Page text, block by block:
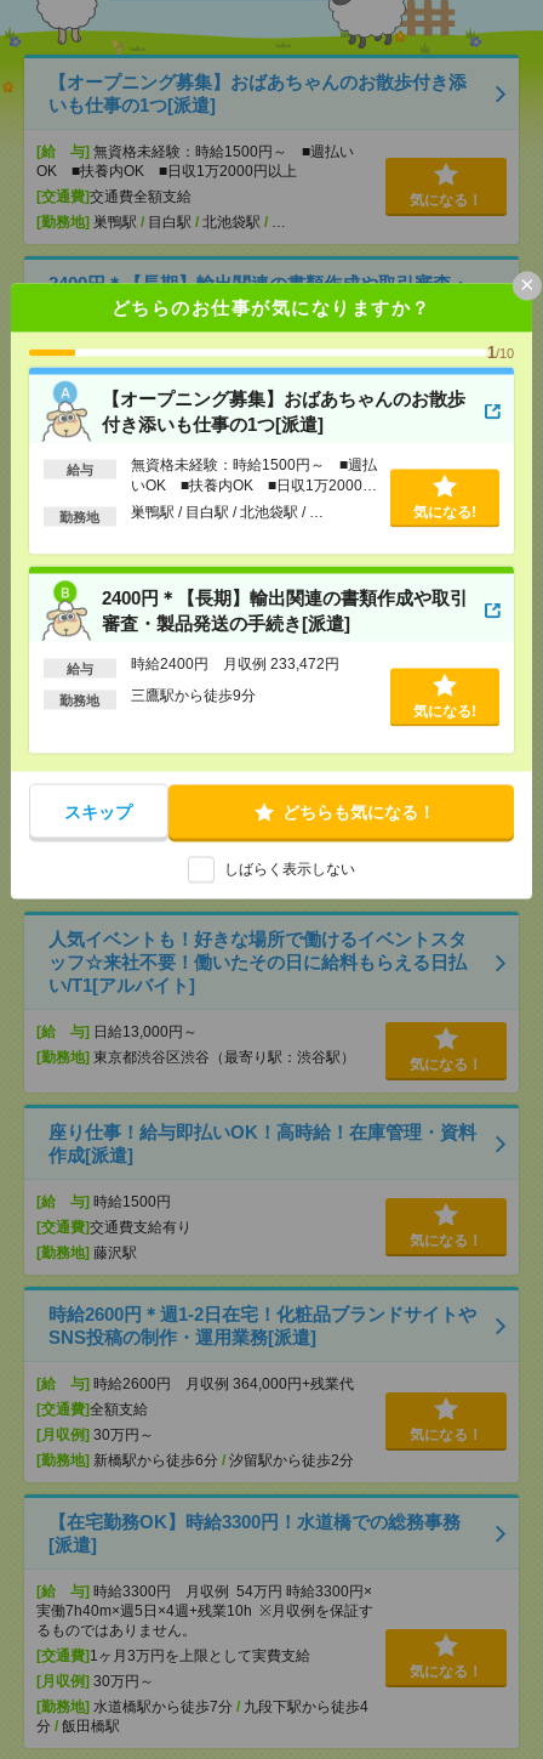
どちらのお仕事が気になりますか？
1/10
【オープニング募集】おばあちゃんのお散歩
付き添いも仕事の1つ[派遣]
給与
無資格未経験：時給1500円～ ■週払
いOK ■扶養内OK ■日収1万2000円
以上
勤務地 巣鴨駅 / 目白駅 / 北池袋駅 / … 気になる!
2400円＊【長期】輸出関連の書類作成や取引
審査・製品発送の手続き[派遣]
給与 時給2400円 月収例 233,472円
勤務地
三鷹駅から徒歩9分
気になる!
スキップ どちらも気になる！
しばらく表示しない
×
【オープニング募集】おばあちゃんのお散歩付き添
いも仕事の1つ[派遣]
[給 与] 無資格未経験：時給1500円～ ■週払い
OK ■扶養内OK ■日収1万2000円以上
[交通費]交通費全額支給
[勤務地] 巣鴨駅 / 目白駅 / 北池袋駅 / …
気になる！
2400円＊【長期】輸出関連の書類作成や取引審査・
製品発送の手続き[派遣]
[給 与]時給2400円 月収例 233,472円
[交通費]全額支給
[月収例]
20～25万円
[勤務地] 三鷹駅から徒歩9分
気になる！
《完全在宅×時短日短OK》Wワーク可〇Web広告運
用サポート[派遣]
[交通費]
交通費支給(規定有り)
[勤務地]
新宿御苑前駅から徒歩3分/新宿三丁目駅
から徒歩4分
気になる！
【完全在宅】2名募集！時給1720円！【リクルート】
～ ■給与の前払いが可能な速払いサービスあり
[交通費]交通費支給あり
東京駅から徒歩3分
京橋(東京都)駅から徒
人気イベントも！好きな場所で働けるイベントスタ
ッフ☆来社不要！働いたその日に給料もらえる日払
い/T1[アルバイト]
[給 与] 日給13,000円～
[勤務地] 東京都渋谷区渋谷（最寄り駅：渋谷駅） 気になる！
座り仕事！給与即払いOK！高時給！在庫管理・資料
作成[派遣]
[給 与] 時給1500円
[交通費]交通費支給有り
[勤務地] 藤沢駅
気になる！
時給2600円＊週1-2日在宅！化粧品ブランドサイトや
SNS投稿の制作・運用業務[派遣]
[給 与] 時給2600円 月収例 364,000円+残業代
[交通費]全額支給
[月収例] 30万円～
[勤務地] 新橋駅から徒歩6分 / 汐留駅から徒歩2分
気になる！
【在宅勤務OK】時給3300円！水道橋での総務事務
[派遣]
[給 与] 時給3300円 月収例 54万円 時給3300円×
実働7h40m×週5日×4週+残業10h ※月収例を保証す
るものではありません。
[交通費] 1ヶ月3万円を上限として実費支給
[月収例] 30万円～
[勤務地] 水道橋駅から徒歩7分 / 九段下駅から徒歩4
分 / 飯田橋駅
気になる！